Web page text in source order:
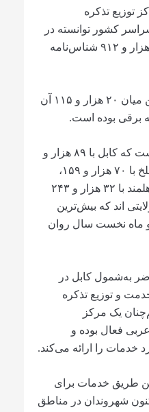
توزیع تذکره
کشور توانسته در
دو ماه نخست سال روان ۵۷۴ هزار و ۹۱۲ شناس‌نامه
بر اساس اعلام این اداره، از این میان ۲۰ هزار و ۱۱۵ آن
برقی بوده است.
در خبرنامه‌ای این اداره آمده است که کابل با ۸۹ هزار و
۱۱۷، هرات با ۸۴ هزار و ۶۳۱، بلخ با ۷۰ هزار و ۱۵۹،
کندهار با ۳۶ هزار و ۵ و ولایت هلمند با ۳۲ هزار و ۲۴۳
اند که بیش‌ترین
ماه نخست سال روان
به‌شمول کابل در
آسان‌خدمت و توزیع تذکره
یک مرکز
فعال بوده و
خدمات را ارائه می‌کند.
طریق خدمات برای
شهروندان در مناطق